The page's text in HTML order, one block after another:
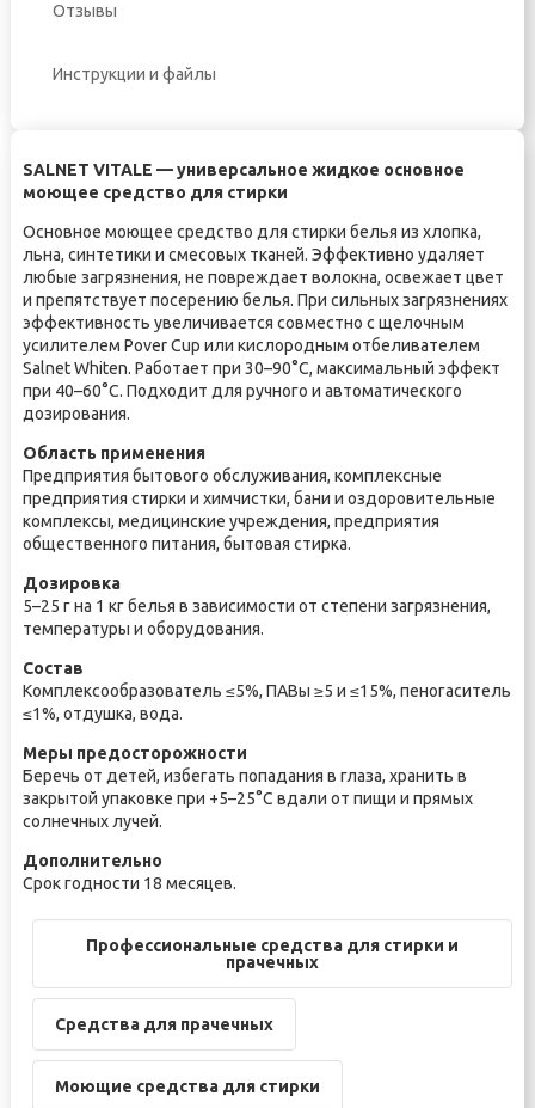
Отзывы
Инструкции и файлы
SALNET VITALE — универсальное жидкое основное
моющее средство для стирки
Основное моющее средство для стирки белья из хлопка,
льна, синтетики и смесовых тканей. Эффективно удаляет
любые загрязнения, не повреждает волокна, освежает цвет
и препятствует посерению белья. При сильных загрязнениях
эффективность увеличивается совместно с щелочным
усилителем Pover Cup или кислородным отбеливателем
Salnet Whiten. Работает при 30–90°С, максимальный эффект
при 40–60°С. Подходит для ручного и автоматического
дозирования.
Область применения
Предприятия бытового обслуживания, комплексные
предприятия стирки и химчистки, бани и оздоровительные
комплексы, медицинские учреждения, предприятия
общественного питания, бытовая стирка.
Дозировка
5–25 г на 1 кг белья в зависимости от степени загрязнения,
температуры и оборудования.
Состав
Комплексообразователь ≤5%, ПАВы ≥5 и ≤15%, пеногаситель
≤1%, отдушка, вода.
Меры предосторожности
Беречь от детей, избегать попадания в глаза, хранить в
закрытой упаковке при +5–25°С вдали от пищи и прямых
солнечных лучей.
Дополнительно
Срок годности 18 месяцев.
Профессиональные средства для стирки и
прачечных
Средства для прачечных
Моющие средства для стирки